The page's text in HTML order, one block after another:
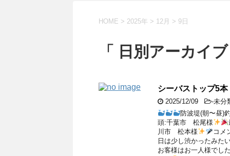
HOME > 2025年 > 12月 > 9日
「 日別アーカイ
シーバストップ5本
2025/12/09
-未分
防波堤(朝〜昼)
頭:千葉市 松尾様
川市 松本様
コメ
日は少し渋かったみた
お客様はお一人様でし